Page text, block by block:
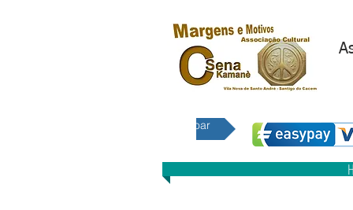
E
Doar